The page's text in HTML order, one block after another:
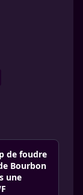
de foudre
Bourbon
une